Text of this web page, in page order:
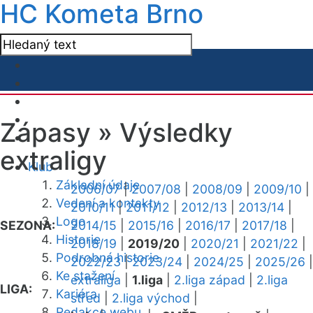
HC Kometa Brno
Klub
Základní údaje
Vedení a kontakty
Logo
Historie
Podrobná historie
Ke stažení
Kariéra
Zápasy » Výsledky
extraligy
SEZONA:
2006/07|2007/08 2008/09 2009/10
2010/11|2011/12 2012/13 2013/14
2014/15
2015/16 2016/17 2017/18
2018/19
2019/20 2020/21 2021/22
2022/23|2023/24 2024/25 2025/26
LIGA:
extraliga 1.liga 2.liga západ
2.liga
střed
2.liga východ